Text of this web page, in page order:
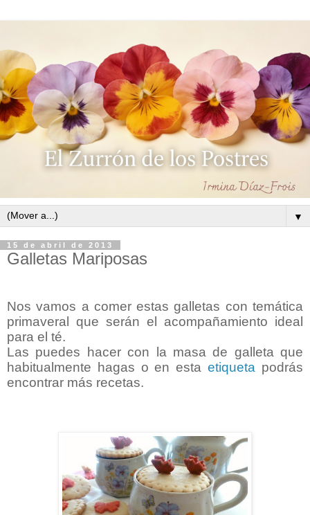
▼
15 de abril de 2013
Galletas Mariposas
Nos vamos a comer estas galletas con temática
primaveral que serán el acompañamiento ideal
para el té.
Las puedes hacer con la masa de galleta que
habitualmente hagas o en estaetiqueta podrás
encontrar más recetas.